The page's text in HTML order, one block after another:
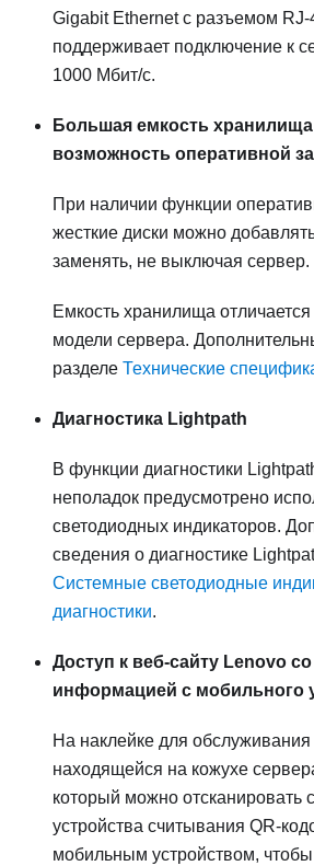
Gigabit Ethernet с разъемом RJ-
поддерживает подключение к
1000 Мбит/с.
Большая емкость
возможность оперативной
При наличии функции
жесткие диски можно
заменять, не выключая сервер.
Емкость хранилища
модели сервера.
разделе Технические
Диагностика Lightpath
В функции диагностики
неполадок предусмотрено
светодиодных индикаторов.
сведения о диагностике
Системные светодиодные
диагностики.
Доступ к веб-сайту Lenovo
информацией с мобильного
На наклейке для
находящейся на кожухе
который можно отсканировать
устройства считывания QR-
мобильным устройством,